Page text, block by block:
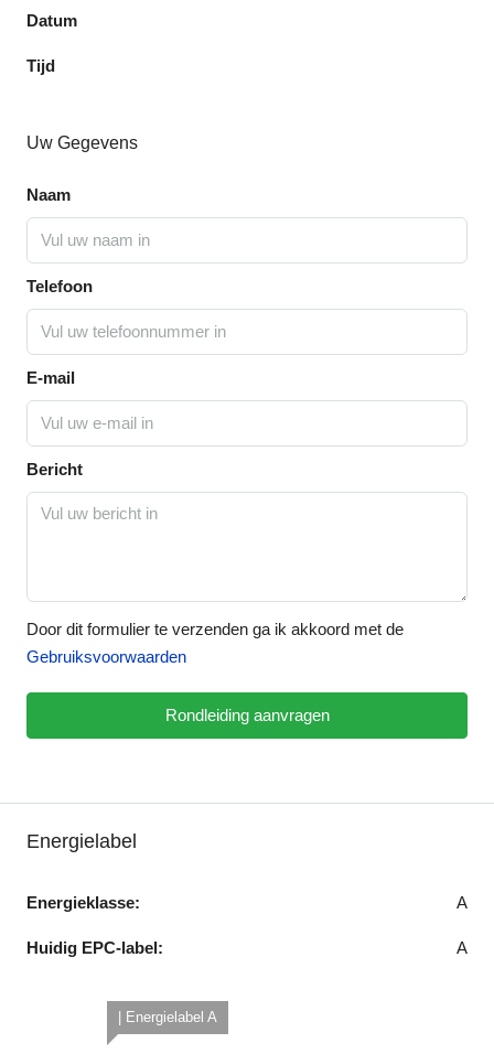
Datum
Tijd
Uw Gegevens
Naam
Telefoon
E-mail
Bericht
Door dit formulier te verzenden ga ik akkoord met de
Gebruiksvoorwaarden
Rondleiding aanvragen
Energielabel
Energieklasse: A
Huidig EPC-label: A
| Energielabel A